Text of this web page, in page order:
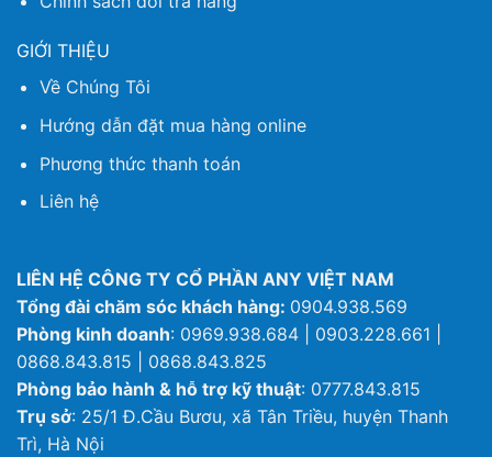
GIỚI THIỆU
Về Chúng Tôi
Hướng dẫn đặt mua hàng online
Phương thức thanh toán
Liên hệ
LIÊN HỆ CÔNG TY CỔ PHẦN ANY VIỆT NAM
Tổng đài chăm sóc khách hàng: 0904.938.569
Phòng kinh doanh: 0969.938.684 | 0903.228.661 |
0868.843.815 | 0868.843.825
Phòng bảo hành & hỗ trợ kỹ thuật: 0777.843.815
Trụ sở: 25/1 Đ.Cầu Bươu, xã Tân Triều, huyện Thanh
Trì, Hà Nội